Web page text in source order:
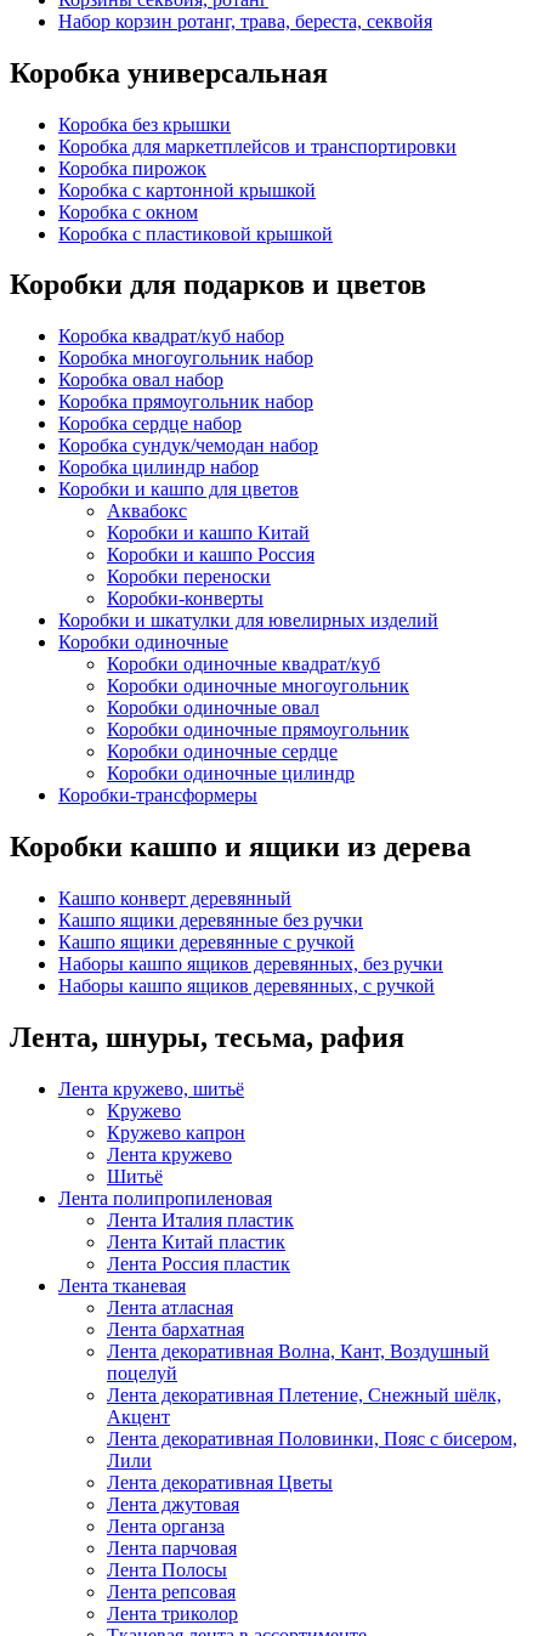
Набор корзин ротанг, трава, береста, секвойя
Коробка универсальная
Коробка без крышки
Коробка для маркетплейсов и транспортировки
Коробка пирожок
Коробка с картонной крышкой
Коробка с окном
Коробка с пластиковой крышкой
Коробки для подарков и цветов
Коробка квадрат/куб набор
Коробка многоугольник набор
Коробка овал набор
Коробка прямоугольник набор
Коробка сердце набор
Коробка сундук/чемодан набор
Коробка цилиндр набор
Коробки и кашпо для цветов
Аквабокс
Коробки и кашпо Китай
Коробки и кашпо Россия
Коробки переноски
Коробки-конверты
Коробки и шкатулки для ювелирных изделий
Коробки одиночные
Коробки одиночные квадрат/куб
Коробки одиночные многоугольник
Коробки одиночные овал
Коробки одиночные прямоугольник
Коробки одиночные сердце
Коробки одиночные цилиндр
Коробки-трансформеры
Коробки кашпо и ящики из дерева
Кашпо конверт деревянный
Кашпо ящики деревянные без ручки
Кашпо ящики деревянные с ручкой
Наборы кашпо ящиков деревянных, без ручки
Наборы кашпо ящиков деревянных, с ручкой
Лента, шнуры, тесьма, рафия
Лента кружево, шитьё
Кружево
Кружево капрон
Лента кружево
Шитьё
Лента полипропиленовая
Лента Италия пластик
Лента Китай пластик
Лента Россия пластик
Лента тканевая
Лента атласная
Лента бархатная
Лента декоративная Волна, Кант, Воздушный
поцелуй
Лента декоративная Плетение, Снежный шёлк,
Акцент
Лента декоративная Половинки, Пояс с бисером,
Лили
Лента декоративная Цветы
Лента джутовая
Лента органза
Лента парчовая
Лента Полосы
Лента репсовая
Лента триколор